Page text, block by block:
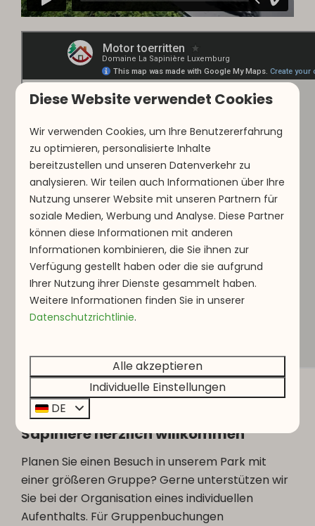
Gruppen sind im Domaine La
Sapinière herzlich willkommen
Planen Sie einen Besuch in unserem Park mit
einer größeren Gruppe? Gerne unterstützen wir
Sie bei der Organisation eines individuellen
Aufenthalts. Für Gruppenbuchungen
Diese Website verwendet Cookies
Wir verwenden Cookies, um Ihre Benutzererfahrung
zu optimieren, personalisierte Inhalte
bereitzustellen und unseren Datenverkehr zu
analysieren. Wir teilen auch Informationen über Ihre
Nutzung unserer Website mit unseren Partnern für
soziale Medien, Werbung und Analyse. Diese Partner
können diese Informationen mit anderen
Informationen kombinieren, die Sie ihnen zur
Verfügung gestellt haben oder die sie aufgrund
Ihrer Nutzung ihrer Dienste gesammelt haben.
Weitere Informationen finden Sie in unserer
Datenschutzrichtlinie.
Alle akzeptieren
Individuelle Einstellungen
DE